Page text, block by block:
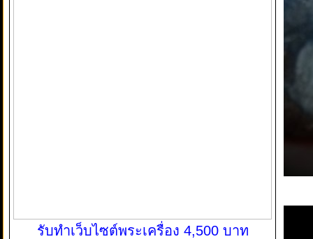
รับทำเว็บไซต์พระเครื่อง 4,500 บาท